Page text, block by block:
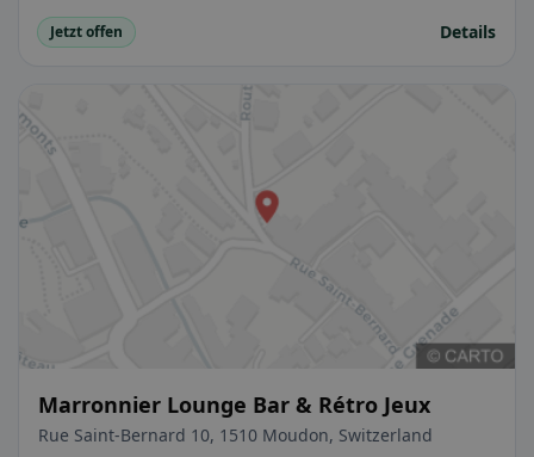
Jetzt offen Details
Marronnier Lounge Bar & Rétro Jeux
Rue Saint-Bernard 10, 1510 Moudon, Switzerland